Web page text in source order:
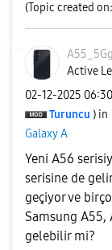
(Topic created
A55_5Gg
Active
‎02-12-2025
Turuncu ) in
Galaxy A
Yeni A56
serisine de
geçiyor ve
Samsung
gelebilir mi?